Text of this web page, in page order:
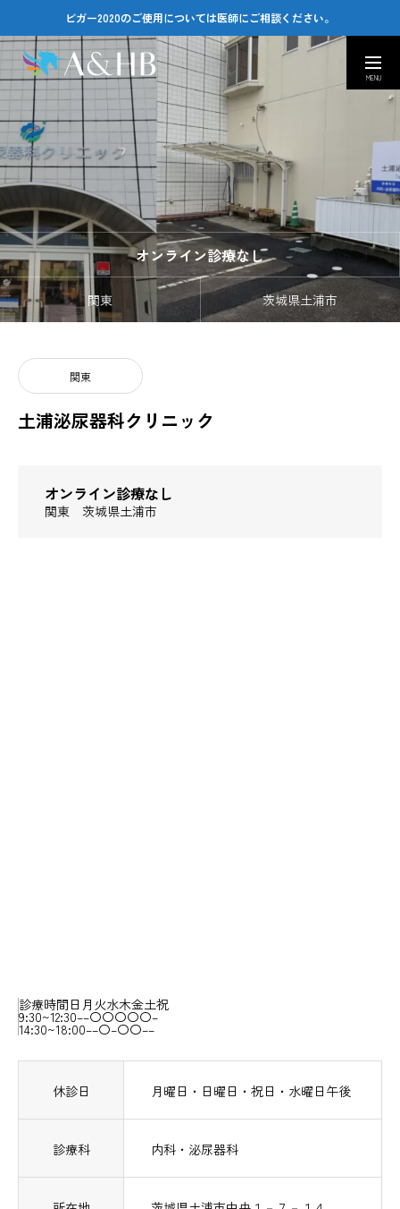
ビガー2020のご使用については医師にご相談ください。
取扱い医療機関 カスタマーセンター
Company
会社情報｜Amusing & Health Beauty
Contact
お問い合わせ窓口｜Q&A
医療従事者専用ページ
オンライン診療なし
関東 茨城県土浦市
関東
土浦泌尿器科クリニック
オンライン診療なし
関東 茨城県土浦市
診療時間 日 月 火水木金土祝
9:30~12:30––〇〇〇〇〇–
14:30~18:00––〇–〇〇––
休診日 月曜日・日曜日・祝日・水曜日午後
診療科 内科・泌尿器科